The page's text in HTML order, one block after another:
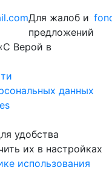
Для жалоб и
предложений
Верой в
данных
удобства
их в настройках
использования